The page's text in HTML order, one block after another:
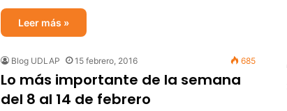
Leer más »
Blog UDLAP 15 febrero, 2016 685
Lo más importante de la semana
del 8 al 14 de febrero